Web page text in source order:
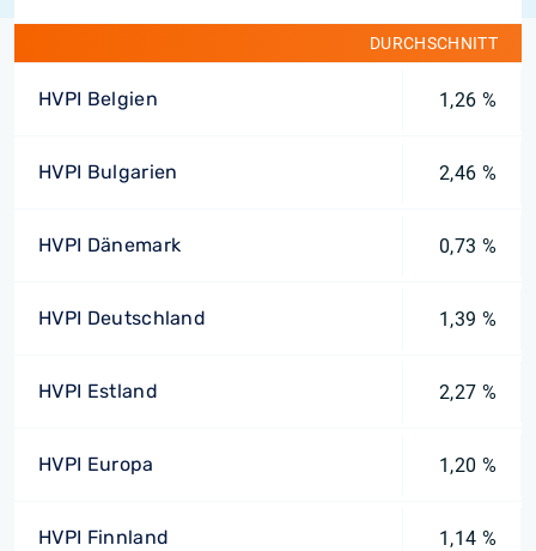
DURCHSCHNITT
HVPI Belgien 1,26 %
HVPI Bulgarien 2,46 %
HVPI Dänemark 0,73 %
HVPI Deutschland 1,39 %
HVPI Estland 2,27 %
HVPI Europa 1,20 %
HVPI Finnland 1,14 %